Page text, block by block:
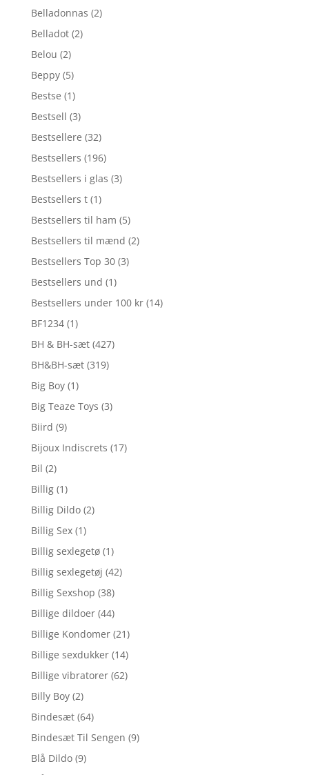
Belladonnas (2)
Belladot (2)
Belou (2)
Beppy (5)
Bestse (1)
Bestsell (3)
Bestsellere (32)
Bestsellers (196)
Bestsellers i glas (3)
Bestsellers t (1)
Bestsellers til ham (5)
Bestsellers til mænd (2)
Bestsellers Top 30 (3)
Bestsellers und (1)
Bestsellers under 100 kr (14)
BF1234 (1)
BH & BH-sæt (427)
BH&BH-sæt (319)
Big Boy (1)
Big Teaze Toys (3)
Biird (9)
Bijoux Indiscrets (17)
Bil (2)
Billig (1)
Billig Dildo (2)
Billig Sex (1)
Billig sexlegetø (1)
Billig sexlegetøj (42)
Billig Sexshop (38)
Billige dildoer (44)
Billige Kondomer (21)
Billige sexdukker (14)
Billige vibratorer (62)
Billy Boy (2)
Bindesæt (64)
Bindesæt Til Sengen (9)
Blå Dildo (9)